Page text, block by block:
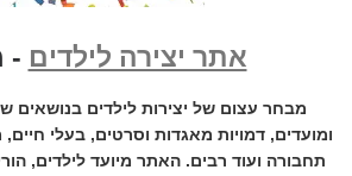
אתר יצירה לילדים -
מבחר עצום של יצירות לילדים בנושאים
ומועדים, דמויות מאגדות וסרטים, בעלי
תחבורה ועוד רבים. האתר מיועד לילדים,